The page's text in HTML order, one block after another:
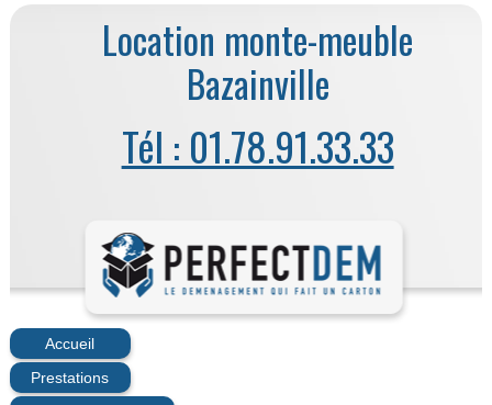
Location monte-meuble
Bazainville
Tél : 01.78.91.33.33
Accueil
Prestations